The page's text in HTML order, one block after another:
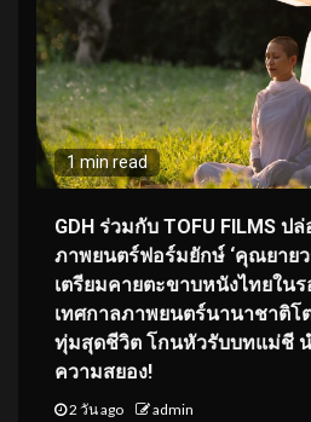
1 min read
GDH ร่วมกับ TOFU FILMS ป
ภาพยนตร์ฟอร์มยักษ์ ‘คุณยายว
เตรียมคายตะขาบหนังไทยใ
เทศกาลภาพยนตร์นานาชาติโ
ทุ่มสุดชีวิต โกนหัวรับบทแม่ชี
ความสยอง!
2 วัน ago admin